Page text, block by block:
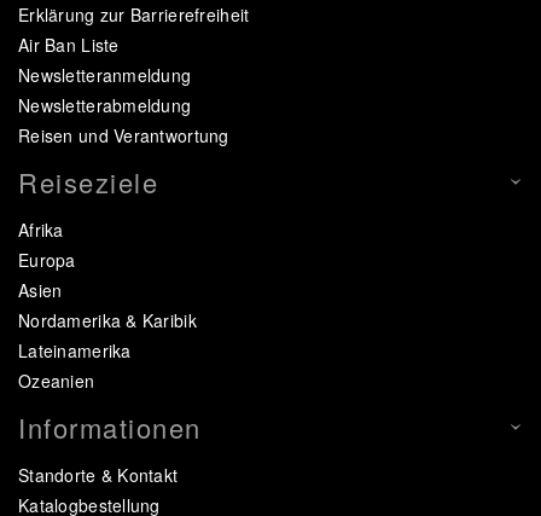
Erklärung zur Barrierefreiheit
Air Ban Liste
Newsletteranmeldung
Newsletterabmeldung
Reisen und Verantwortung
Reiseziele
Afrika
Europa
Asien
Nordamerika & Karibik
Lateinamerika
Ozeanien
Informationen
Standorte & Kontakt
Katalogbestellung